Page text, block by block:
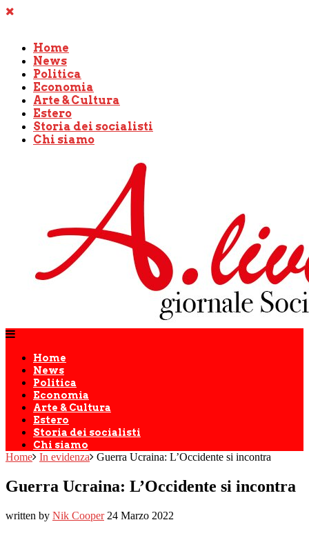
Home
News
Politica
Economia
Arte & Cultura
Estero
Storia dei socialisti
Chi siamo
Home
News
Politica
Economia
Arte & Cultura
Estero
Storia dei socialisti
Chi siamo
Home In evidenza Guerra Ucraina: L’Occidente si incontra
Guerra Ucraina: L’Occidente si incontra
written by Nik Cooper 24 Marzo 2022